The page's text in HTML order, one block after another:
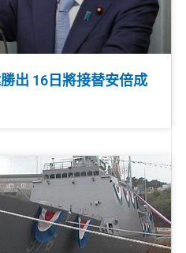
出 16日將接替安倍成